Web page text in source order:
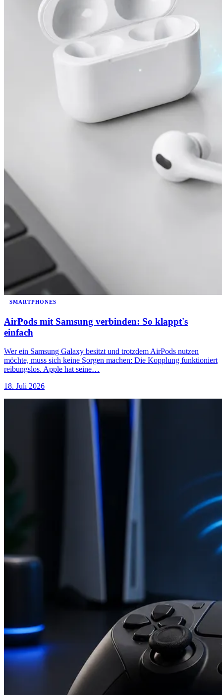
SMARTPHONES
AirPods mit Samsung verbinden: So klappt's
einfach
Wer ein Samsung Galaxy besitzt und trotzdem AirPods nutzen
möchte, muss sich keine Sorgen machen: Die Kopplung funktioniert
reibungslos. Apple hat seine…
18. Juli 2026